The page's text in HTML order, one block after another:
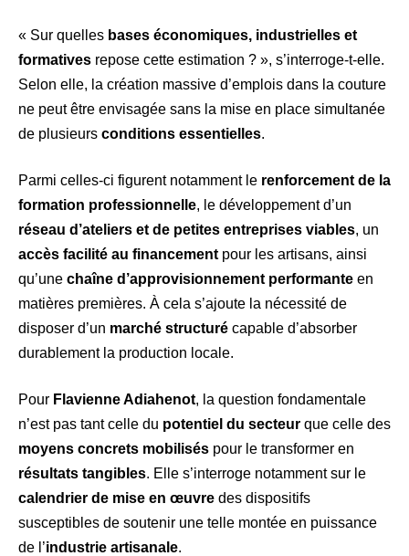
« Sur quelles bases économiques, industrielles et
formatives repose cette estimation ? », s’interroge-t-elle.
Selon elle, la création massive d’emplois dans la couture
ne peut être envisagée sans la mise en place simultanée
de plusieurs conditions essentielles.
Parmi celles-ci figurent notamment le renforcement de la
formation professionnelle, le développement d’un
réseau d’ateliers et de petites entreprises viables, un
accès facilité au financement pour les artisans, ainsi
qu’une chaîne d’approvisionnement performante en
matières premières. À cela s’ajoute la nécessité de
disposer d’un marché structuré capable d’absorber
durablement la production locale.
Pour Flavienne Adiahenot, la question fondamentale
n’est pas tant celle du potentiel du secteur que celle des
moyens concrets mobilisés pour le transformer en
résultats tangibles. Elle s’interroge notamment sur le
calendrier de mise en œuvre des dispositifs
susceptibles de soutenir une telle montée en puissance
de l’industrie artisanale.